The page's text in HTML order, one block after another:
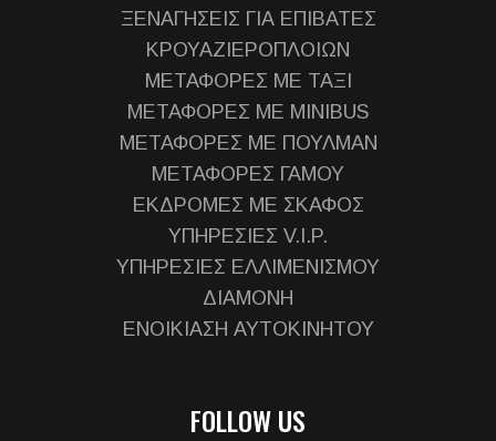
ΞΕΝΑΓΗΣΕΙΣ ΓΙΑ ΕΠΙΒΑΤΕΣ
ΚΡΟΥΑΖΙΕΡΟΠΛΟΙΩΝ
ΜΕΤΑΦΟΡΕΣ ΜΕ ΤΑΞΙ
ΜΕΤΑΦΟΡΕΣ ΜΕ MINIBUS
ΜΕΤΑΦΟΡΕΣ ΜΕ ΠΟΥΛΜΑΝ
ΜΕΤΑΦΟΡΕΣ ΓΑΜΟΥ
ΕΚΔΡΟΜΕΣ ΜΕ ΣΚΑΦΟΣ
ΥΠΗΡΕΣΙΕΣ V.I.P.
ΥΠΗΡΕΣΙΕΣ ΕΛΛΙΜΕΝΙΣΜΟΥ
ΔΙΑΜΟΝΗ
ΕΝΟΙΚΙΑΣΗ ΑΥΤΟΚΙΝΗΤΟΥ
FOLLOW US